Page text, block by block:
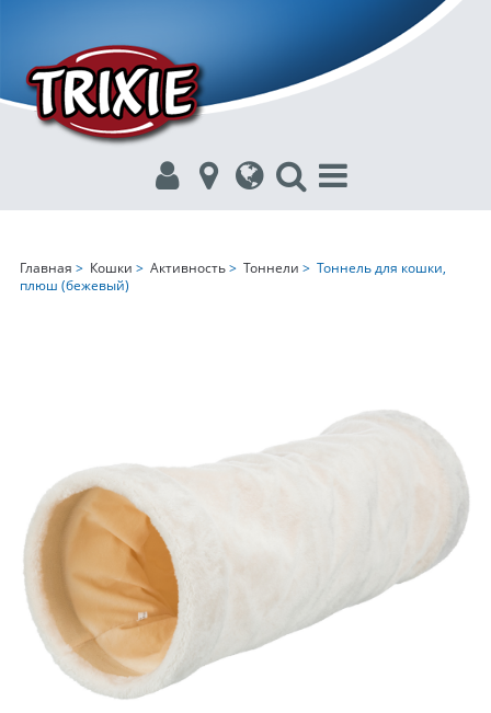
Главная > Кошки > Активность> Тоннели > Тоннель для кошки,
плюш (бежевый)